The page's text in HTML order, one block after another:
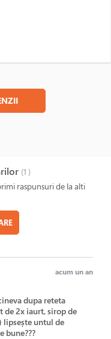
(1 )
raspunsuri de la alti
acum un an
dupa reteta
de 2x iaurt, sirop de
lipsește untul de
bune???